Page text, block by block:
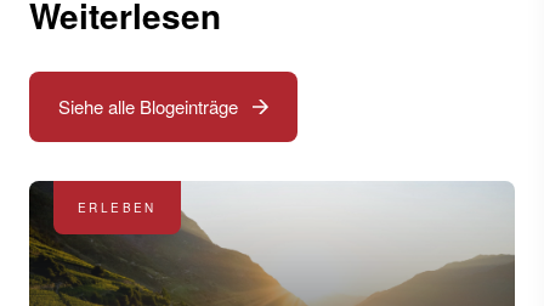
Weiterlesen
Siehe alle Blogeinträge
ERLEBEN